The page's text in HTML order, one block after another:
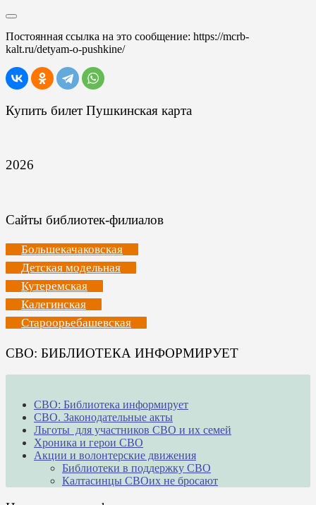
Постоянная ссылка на это сообщение: https://mcrb-
kalt.ru/detyam-o-pushkine/
Купить билет Пушкинская карта
2026
Сайты библиотек-филиалов
Большекачаковская
Детская модельная
Кутеремская
Калегинская
Староорьебашевская
СВО: БИБЛИОТЕКА ИНФОРМИРУЕТ
СВО: Библиотека информирует
СВО. Законодательные акты
Льготы для участников СВО и их семей
Хроника и герои СВО
Акции и волонтерские движения
Библиотеки в поддержку СВО
Калтасинцы СВОих не бросают